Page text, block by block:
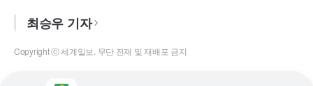
최승우 기자
Copyright ⓒ 세계일보. 무단 전재 및 재배포 금지